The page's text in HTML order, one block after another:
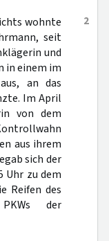
2
wohnte
seit
und
in einem im
an das
Im April
von dem
aus ihrem
sich der
Uhr zu dem
Reifen des
der